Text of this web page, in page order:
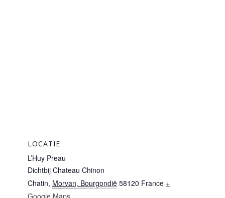
LOCATIE
L’Huy Preau
Dichtbij Chateau Chinon
Chatin, Morvan, Bourgondië 58120 France +